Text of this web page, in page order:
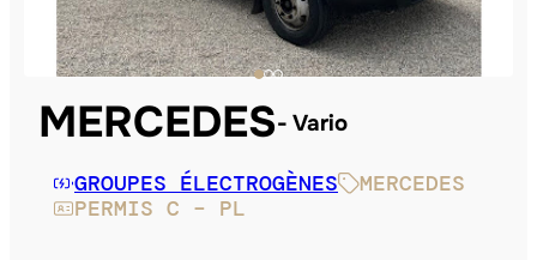
MERCEDES Vario
GROUPES ÉLECTROGÈNES
MERCEDES
PERMIS C – PL